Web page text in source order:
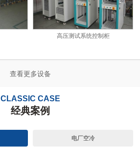
高压测试系统控制柜
查看更多设备
CLASSIC CASE
经典案例
电厂空冷